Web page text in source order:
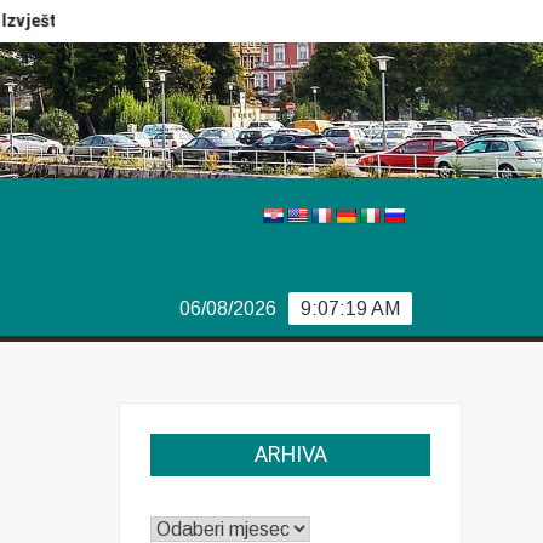
Europola
9:07:20 AM
06/08/2026
ARHIVA
ARHIVA